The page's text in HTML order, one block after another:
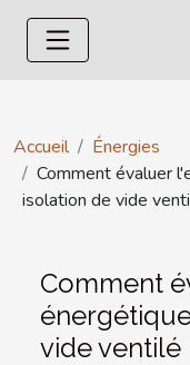
Accueil
Énergies
Comment évaluer
isolation de vide
Comment
vide ventilé